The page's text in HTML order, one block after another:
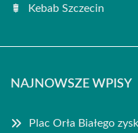
Kebab Szczecin
NAJNOWSZE WPISY
Plac Orła Białego